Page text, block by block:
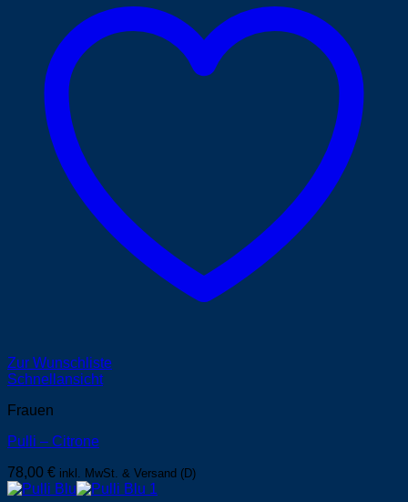
Zur Wunschliste
Schnellansicht
Frauen
Pulli – Citrone
78,00 € inkl. MwSt. & Versand (D)